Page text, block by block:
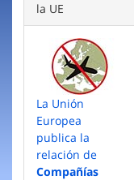
la UE
La Unión
Europea
publica la
relación de
Compañías